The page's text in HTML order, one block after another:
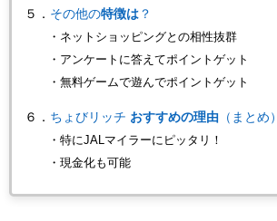
５． その他の特徴は ？
・ネットショッピングとの相性抜群
・アンケートに答えてポイントゲット
・無料ゲームで遊んでポイントゲット
６． ちょびリッチ おすすめの理由 （まとめ）
・特にJALマイラーにピッタリ！
・現金化も可能